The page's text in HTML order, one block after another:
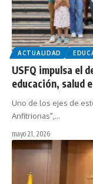
ACTUALIDAD
USFQ impulsa el
educación, salud
Uno de los ejes de
Anfitrionas",…
mayo 21, 2026